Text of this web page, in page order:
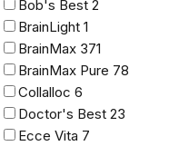
Bob's Best 2
BrainLight 1
BrainMax 371
BrainMax Pure 78
Collalloc 6
Doctor's Best 23
Ecce Vita 7